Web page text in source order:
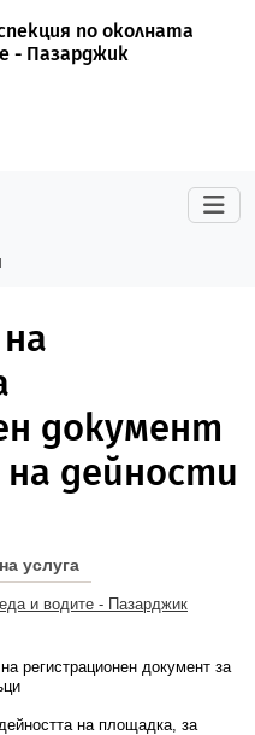
по околната
- Пазарджик
документ
дейности